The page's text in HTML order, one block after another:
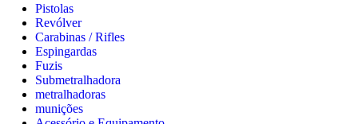
Pistolas
Revólver
Carabinas / Rifles
Espingardas
Fuzis
Submetralhadora
metralhadoras
munições